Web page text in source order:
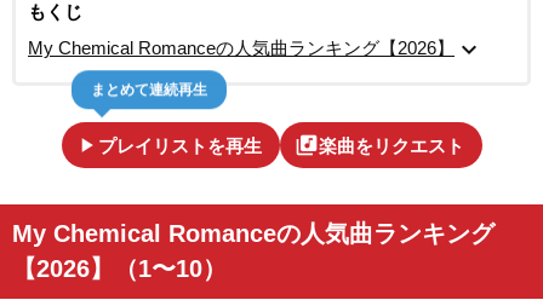
もくじ
My Chemical Romanceの人気曲ランキング【2026】
expand_more
play_arrow プレイリストを再生
まとめて連続再生
library_music楽曲をリクエスト
My Chemical Romanceの人気曲ランキング
【2026】（1〜10）